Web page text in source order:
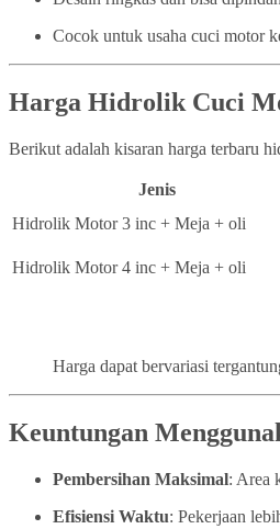
Cocok untuk usaha cuci motor
Harga Hidrolik Cuci
Berikut adalah kisaran harga terbaru
Jenis
Hidrolik Motor 3 inc + Meja + oli
Hidrolik Motor 4 inc + Meja + oli
Harga dapat bervariasi
Keuntungan
Pembersihan Maksimal: Area
Efisiensi Waktu: Pekerjaan